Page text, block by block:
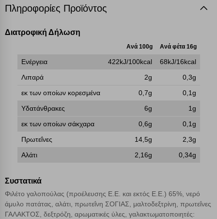
Πληροφορίες Προϊόντος
Διατροφική Δήλωση
Ανά 100g Ανά φέτα 16g
Ενέργεια 422kJ/100kcal
68kJ/16kcal
Λιπαρά
2g
0,3g
εκ των οποίων κορεσμένα
0,7g
0,1g
Υδατάνθρακες
6g
1g
εκ των οποίων σάκχαρα
0,6g
0,1g
Πρωτεΐνες
14,5g
2,3g
Αλάτι
2,16g 0,34g
Συστατικά
Φιλέτο γαλοπούλας (προέλευσης Ε.Ε. και εκτός Ε.Ε.) 65%, νερό
άμυλο πατάτας, αλάτι, πρωτεΐνη ΣΟΓΙΑΣ, μαλτοδεξτρίνη, πρωτεΐνες
ΓΑΛΑΚΤΟΣ, δεξτρόζη, αρωματικές ύλες, γαλακτωματοποιητές:
ιστότοπου είναι η μόνη ενεργοποιημένη. Έχετε τη δυνατότητα να
επάνω δεξιά, αφού ενημερωθείτε σχετικά. Ωστόσο θα πρέπει να
μπορεί να επηρεάσει την εμπειρία της περιήγησής σας ή/και της
Cookies στόχευσης
Cookies απόδοσης
Αποθήκευση ρυθμίσεων